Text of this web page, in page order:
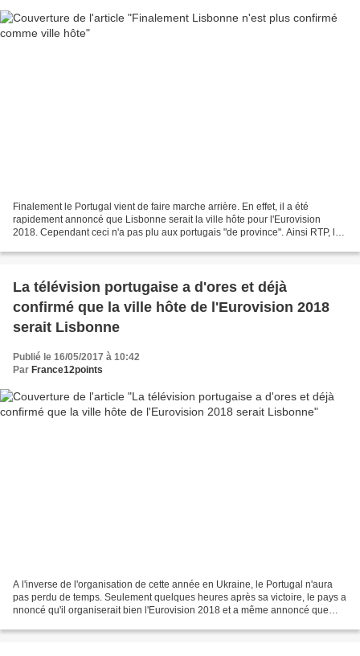
Finalement le Portugal vient de faire marche arrière. En effet, il a été
rapidement annoncé que Lisbonne serait la ville hôte pour l'Eurovision
2018. Cependant ceci n'a pas plu aux portugais "de province". Ainsi RTP, la
La télévision portugaise a d'ores et déjà
confirmé que la ville hôte de l'Eurovision 2018
serait Lisbonne
Publié le 16/05/2017 à 10:42
Par France12points
A l'inverse de l'organisation de cette année en Ukraine, le Portugal n'aura
pas perdu de temps. Seulement quelques heures après sa victoire, le pays a
nnoncé qu'il organiserait bien l'Eurovision 2018 et a même annoncé que